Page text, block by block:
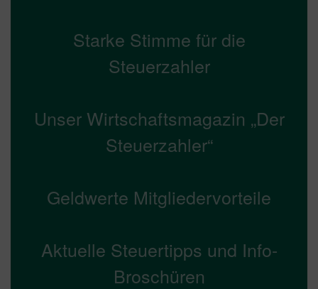
Starke Stimme für die
Steuerzahler
Unser Wirtschaftsmagazin „Der
Steuerzahler“
Geldwerte Mitgliedervorteile
Aktuelle Steuertipps und Info-
Broschüren